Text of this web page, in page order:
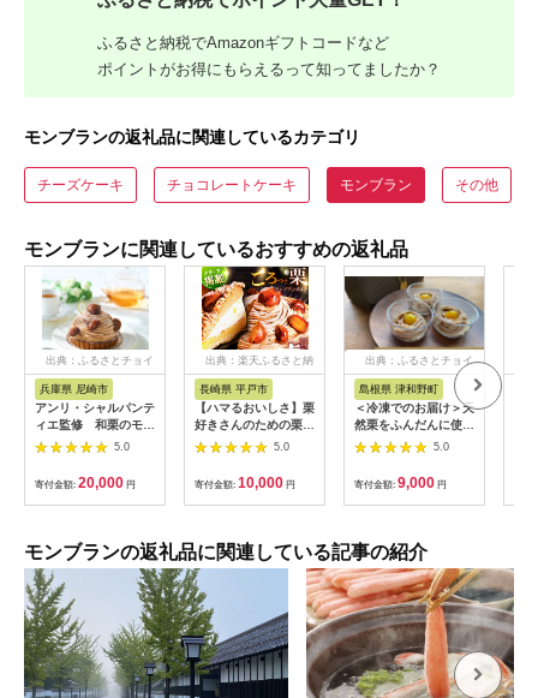
ふるさと納税でAmazonギフトコードなど
ポイントがお得にもらえるって知ってましたか？
モンブランの返礼品に関連しているカテゴリ
チーズケーキ チョコレートケーキ モンブラン その他
モンブランに関連しているおすすめの返礼品
出典：ふるさとチョイ
ス
兵庫県 尼崎市
アンリ・シャルパンテ
ィエ監修 和栗のモン
ブランタルト 1ホール
(12cm・2~3名様)
【1387215】
5.0
寄付金額: 20,000 円
出典：楽天ふるさと納
税
長崎県 平戸市
【ハマるおいしさ】栗
好きさんのための栗尽
くしモンブランタルト
1ホール（18cm）
【心優 −Cotoyu
Sweets−】 [KAA338]
スイーツ ギフト お返
5.0
寄付金額: 10,000 円
出典：ふるさとチョイ
島根県 津和野町
＜冷凍でのお届け＞天
然栗をふんだんに使っ
た「モンブラン」(3個
セット)【1363177】
5.0
寄付金額: 9,000 円
モンブランの返礼品に関連している記事の紹介